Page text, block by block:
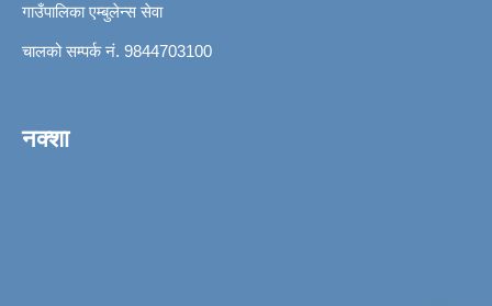
गाउँपालिका एम्बुलेन्स सेवा
चालको सम्पर्क नं. 9844703100
नक्शा